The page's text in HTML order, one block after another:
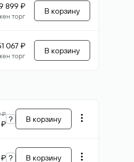
899 ₽
торг
В корзину
067 ₽
торг
В корзину
₽
₽ ? В корзину
₽ ? В корзину